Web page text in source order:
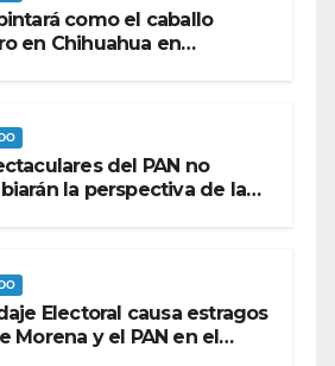
como el caballo
en Chihuahua en
del PAN no
la perspectiva de la
Electoral causa estragos
Morena y el PAN en el